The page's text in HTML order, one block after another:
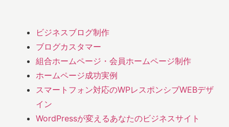
ビジネスブログ制作
ブログカスタマー
組合ホームページ・会員ホームページ制作
ホームページ成功実例
スマートフォン対応のWPレスポンシブWEBデザ
イン
WordPressが変えるあなたのビジネスサイト